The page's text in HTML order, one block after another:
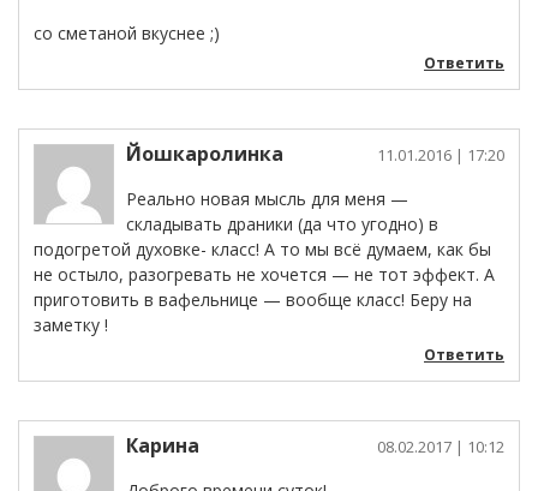
со сметаной вкуснее ;)
Ответить
Йошкаролинка 11.01.2016 | 17:20
Реально новая мысль для меня —
складывать драники (да что угодно) в
подогретой духовке- класс! А то мы всё думаем, как бы
не остыло, разогревать не хочется — не тот эффект. А
приготовить в вафельнице — вообще класс! Беру на
заметку !
Ответить
Карина 08.02.2017 | 10:12